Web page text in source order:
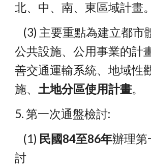
北、中、南、東區域計畫。
公共設施、公用事業的計
善交通運輸系統、地域性
施、土地分區使用計畫。
5. 第一次通盤檢討:
    (1)
民國84至86年辦理第
討